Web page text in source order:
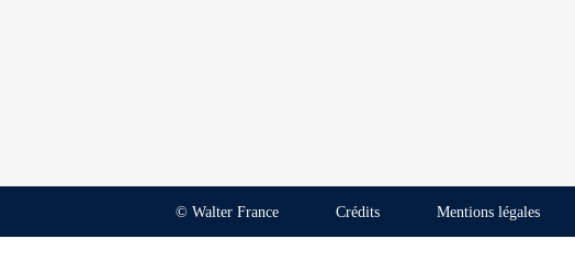
© Walter France Crédits Mentions légales